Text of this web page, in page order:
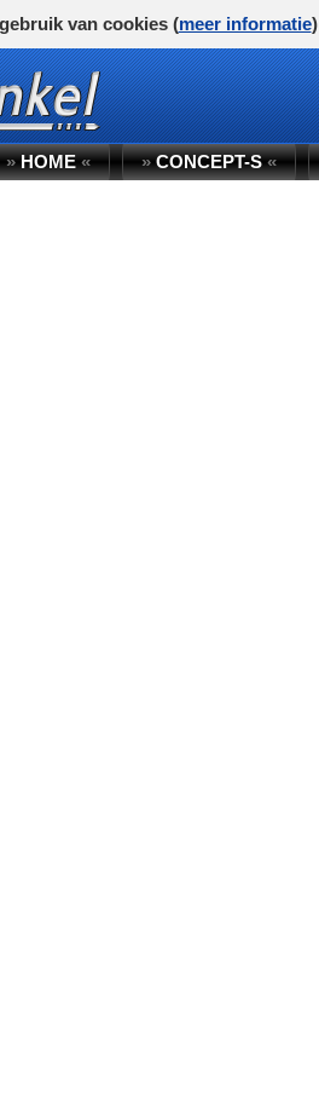
»HOME« »CONCEPT-S«
van cookies (meer informatie)